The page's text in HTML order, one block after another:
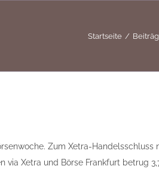
Startseite
Zum Xetra-Handelsschluss
via Xetra und Börse Frankfurt betrug